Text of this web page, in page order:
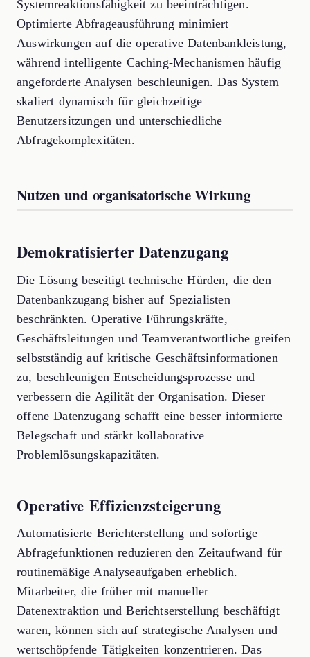
Systemreaktionsfähigkeit zu beeinträchtigen.
Optimierte Abfrageausführung minimiert
Auswirkungen auf die operative Datenbankleistung,
während intelligente Caching-Mechanismen häufig
angeforderte Analysen beschleunigen. Das System
skaliert dynamisch für gleichzeitige
Benutzersitzungen und unterschiedliche
Abfragekomplexitäten.
Nutzen und organisatorische Wirkung
Demokratisierter Datenzugang
Die Lösung beseitigt technische Hürden, die den
Datenbankzugang bisher auf Spezialisten
beschränkten. Operative Führungskräfte,
Geschäftsleitungen und Teamverantwortliche greifen
selbstständig auf kritische Geschäftsinformationen
zu, beschleunigen Entscheidungsprozesse und
verbessern die Agilität der Organisation. Dieser
offene Datenzugang schafft eine besser informierte
Belegschaft und stärkt kollaborative
Problemlösungskapazitäten.
Operative Effizienzsteigerung
Automatisierte Berichterstellung und sofortige
Abfragefunktionen reduzieren den Zeitaufwand für
routinemäßige Analyseaufgaben erheblich.
Mitarbeiter, die früher mit manueller
Datenextraktion und Berichtserstellung beschäftigt
waren, können sich auf strategische Analysen und
wertschöpfende Tätigkeiten konzentrieren. Das